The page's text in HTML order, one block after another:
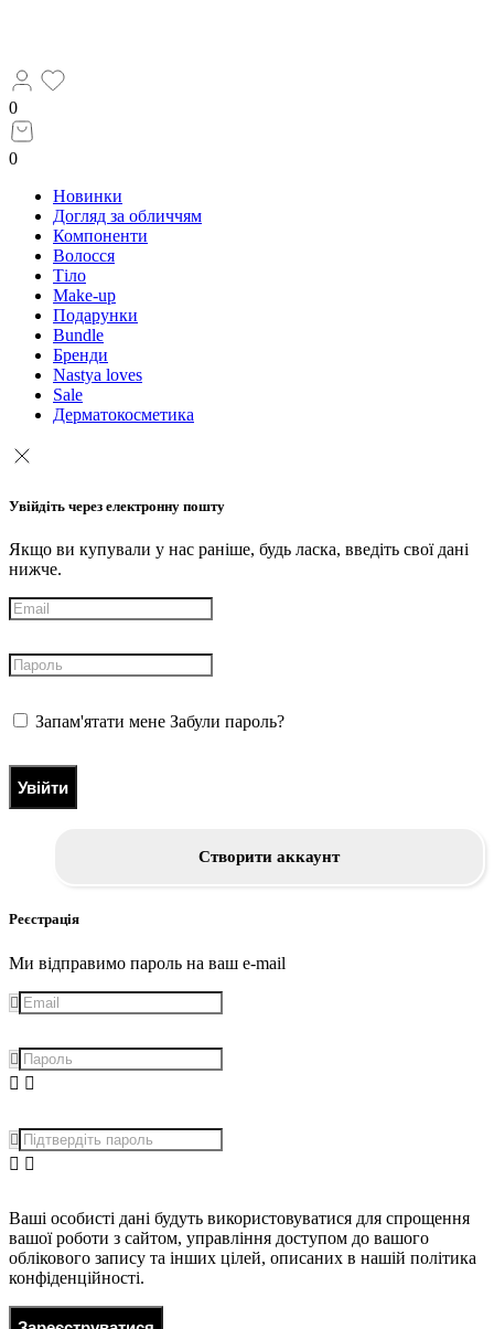
0
0
Новинки
Догляд за обличчям
Компоненти
Волосся
Тіло
Make-up
Подарунки
Bundle
Бренди
Nastya loves
Sale
Дерматокосметика
Увійдіть через електронну пошту
Якщо ви купували у нас раніше, будь ласка, введіть свої дані
нижче.
Запам'ятати мене Забули пароль?
Увійти
Створити аккаунт
Реєстрація
Ми відправимо пароль на ваш e-mail
Ваші особисті дані будуть використовуватися для спрощення
вашої роботи з сайтом, управління доступом до вашого
облікового запису та інших цілей, описаних в нашій політика
конфіденційності.